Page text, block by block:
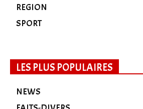
REGION
SPORT
LES PLUS POPULAIRES
NEWS